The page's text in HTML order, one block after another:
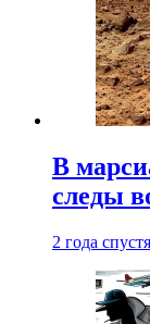
В
следы
2 года спустя